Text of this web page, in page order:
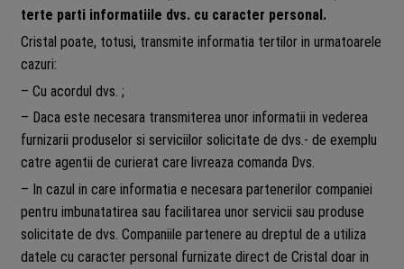
terte parti informatiile dvs. cu caracter personal.
Cristal poate, totusi, transmite informatia tertilor in urmatoarele
cazuri:
– Cu acordul dvs. ;
– Daca este necesara transmiterea unor informatii in vederea
furnizarii produselor si serviciilor solicitate de dvs.- de exemplu
catre agentii de curierat care livreaza comanda Dvs.
– In cazul in care informatia e necesara partenerilor companiei
pentru imbunatatirea sau facilitarea unor servicii sau produse
solicitate de dvs. Companiile partenere au dreptul de a utiliza
datele cu caracter personal furnizate direct de Cristal doar in